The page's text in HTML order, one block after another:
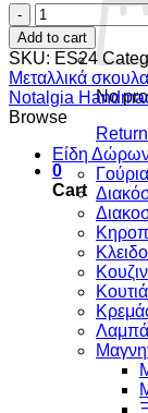
No
0
Cart
Σκύλος
&
Κόκκαλο
quantity
Add to cart
SKU: ES24
Μεταλλικά
Notalgia
Browse
Είδη
Γούρια
Κουτιά